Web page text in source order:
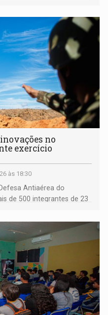
no
exercício
às 18:30
Antiaérea do
de 500 integrantes de 23